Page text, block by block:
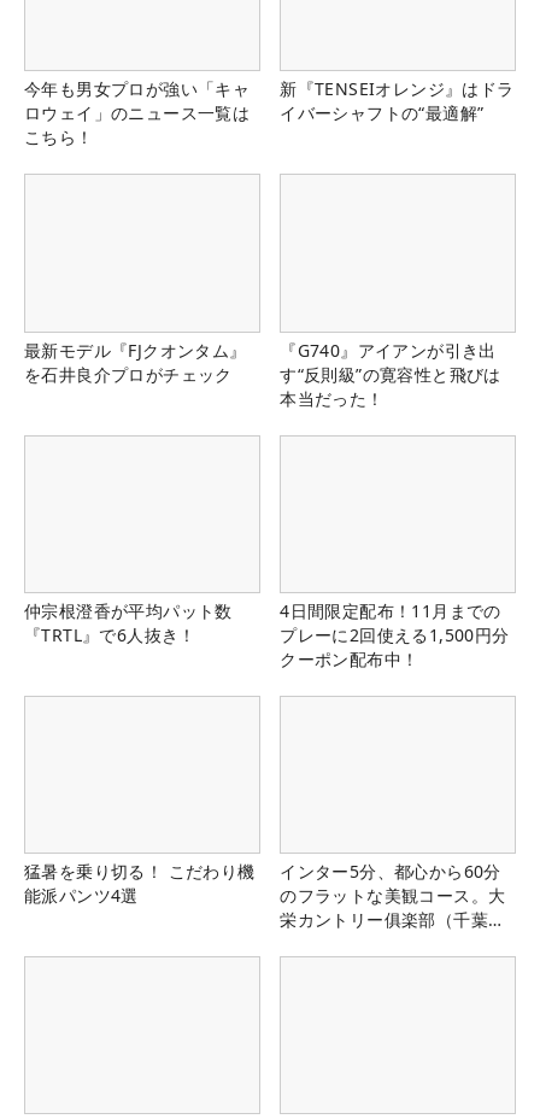
今年も男女プロが強い「キャ
ロウェイ」のニュース一覧は
こちら！
新『TENSEIオレンジ』はドラ
イバーシャフトの“最適解”
最新モデル『FJクオンタム』
を石井良介プロがチェック
『G740』アイアンが引き出
す“反則級”の寛容性と飛びは
本当だった！
仲宗根澄香が平均パット数
『TRTL』で6人抜き！
4日間限定配布！11月までの
プレーに2回使える1,500円分
クーポン配布中！
猛暑を乗り切る！ こだわり機
能派パンツ4選
インター5分、都心から60分
のフラットな美観コース。大
栄カントリー俱楽部（千葉